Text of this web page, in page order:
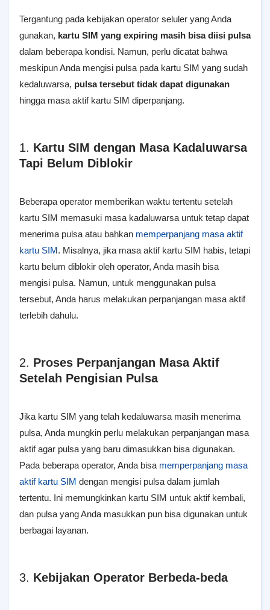
Tergantung pada kebijakan operator seluler yang Anda
gunakan, kartu SIM yang expiring masih bisa diisi pulsa
dalam beberapa kondisi. Namun, perlu dicatat bahwa
meskipun Anda mengisi pulsa pada kartu SIM yang sudah
kedaluwarsa, pulsa tersebut tidak dapat digunakan
hingga masa aktif kartu SIM diperpanjang.
1. Kartu SIM dengan Masa Kadaluwarsa
Tapi Belum Diblokir
Beberapa operator memberikan waktu tertentu setelah
kartu SIM memasuki masa kadaluwarsa untuk tetap dapat
menerima pulsa atau bahkan memperpanjang masa aktif
kartu SIM. Misalnya, jika masa aktif kartu SIM habis, tetapi
kartu belum diblokir oleh operator, Anda masih bisa
mengisi pulsa. Namun, untuk menggunakan pulsa
tersebut, Anda harus melakukan perpanjangan masa aktif
terlebih dahulu.
2. Proses Perpanjangan Masa Aktif
Setelah Pengisian Pulsa
Jika kartu SIM yang telah kedaluwarsa masih menerima
pulsa, Anda mungkin perlu melakukan perpanjangan masa
aktif agar pulsa yang baru dimasukkan bisa digunakan.
Pada beberapa operator, Anda bisa memperpanjang masa
aktif kartu SIM dengan mengisi pulsa dalam jumlah
tertentu. Ini memungkinkan kartu SIM untuk aktif kembali,
dan pulsa yang Anda masukkan pun bisa digunakan untuk
berbagai layanan.
3. Kebijakan Operator Berbeda-beda